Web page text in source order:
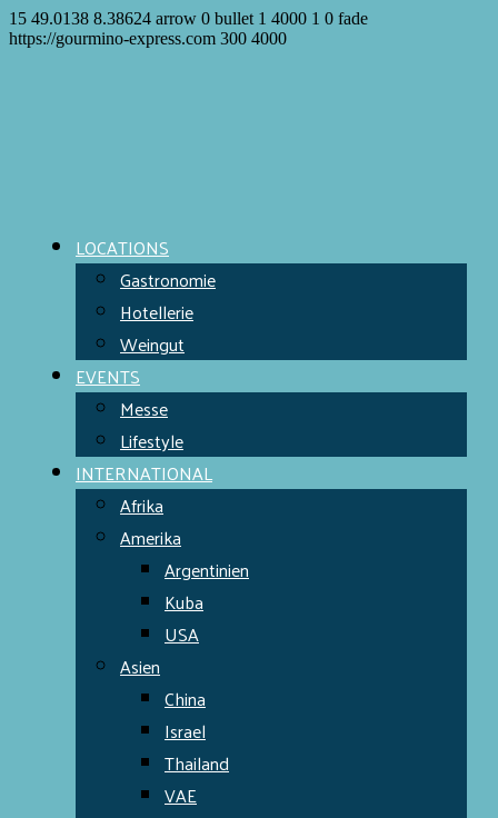
15 49.0138 8.38624 arrow 0 bullet 1 4000 1 0 fade
https://gourmino-express.com 300 4000
LOCATIONS
Gastronomie
Hotellerie
Weingut
EVENTS
Messe
Lifestyle
INTERNATIONAL
Afrika
Amerika
Argentinien
Kuba
USA
Asien
China
Israel
Thailand
VAE